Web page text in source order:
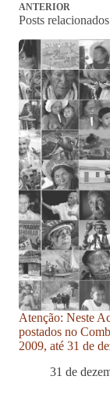
ANTERIOR
Posts relacionados
Atenção: Neste
postados no
2009, até 31 de
31 de